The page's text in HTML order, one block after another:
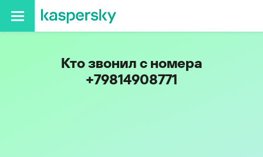
Кто звонил с номера
+79814908771